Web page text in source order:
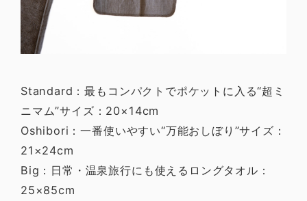
Standard：最もコンパクトでポケットに入る“超ミ
ニマム”サイズ：20×14cm
Oshibori：一番使いやすい“万能おしぼり”サイズ：
21×24cm
Big：日常・温泉旅行にも使えるロングタオル：
25×85cm